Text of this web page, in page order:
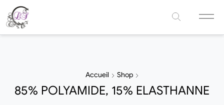
Accueil Shop
85% POLYAMIDE, 15% ELASTHANNE